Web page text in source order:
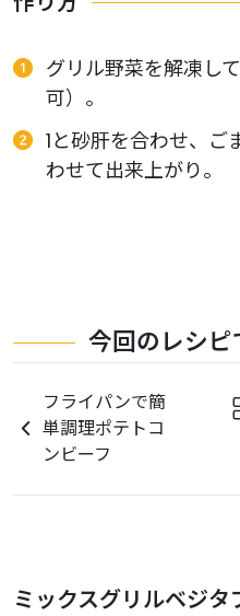
グリル野菜を解凍し
可）。
1と砂肝を合わせ、
わせて出来上がり。
今回のレシ
フライパンで簡
単調理ポテトコ
ンビーフ
ミックスグリルベジ